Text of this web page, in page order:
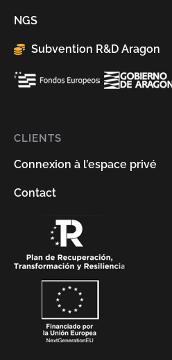
NGS
Subvention R&D Aragon
CLIENTS
Connexion à l’espace privé
Contact